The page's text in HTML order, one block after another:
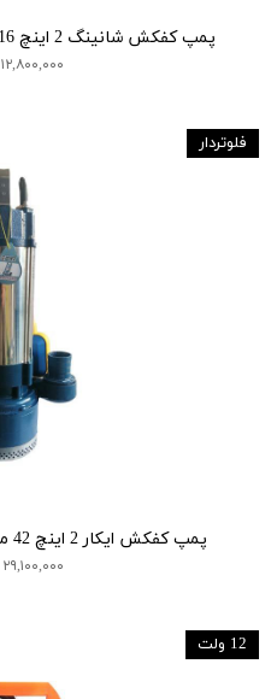
پمپ کفکش شانینگ 2 اینچ 16 متری مدلQDX- 10-16-75
۱۲,۸۰۰,۰۰۰ تومان
پمپ کفکش ایکار 2 اینچ 42 متری مدل SPA6-42/3-1.5F
۲۹,۱۰۰,۰۰۰ تومان
فلوتردار
12 ولت